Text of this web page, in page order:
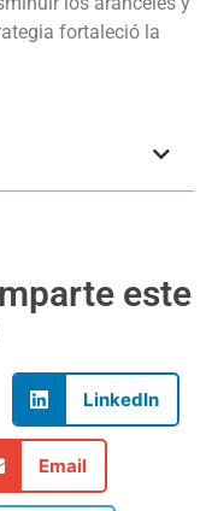
fortaleció la
este
LinkedIn
Email